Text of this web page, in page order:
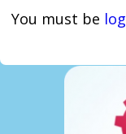
You must be